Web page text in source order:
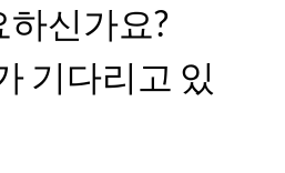
하신가요?
기다리고 있